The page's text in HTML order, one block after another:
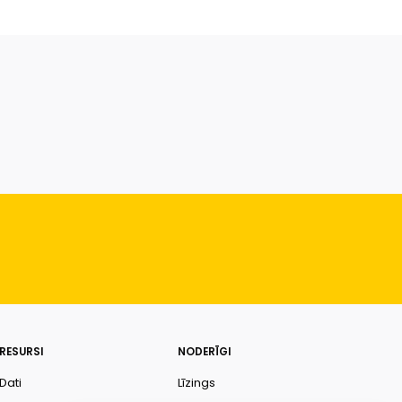
RESURSI
Dati
NODERĪGI
Līzings